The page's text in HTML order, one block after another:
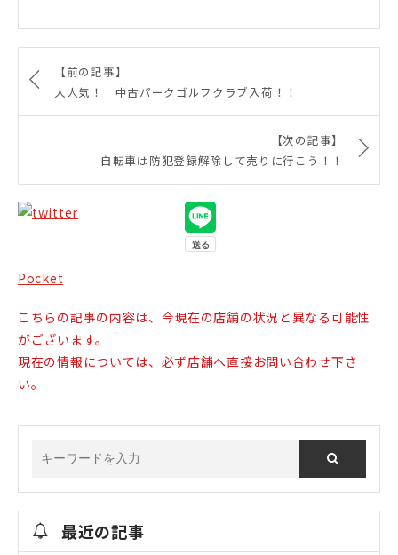
【前の記事】
大人気！ 中古パークゴルフクラブ入荷！！
【次の記事】
自転車は防犯登録解除して売りに行こう！！
Pocket
こちらの記事の内容は、今現在の店舗の状況と異なる可能性
がございます。
現在の情報については、必ず店舗へ直接お問い合わせ下さ
い。
最近の記事